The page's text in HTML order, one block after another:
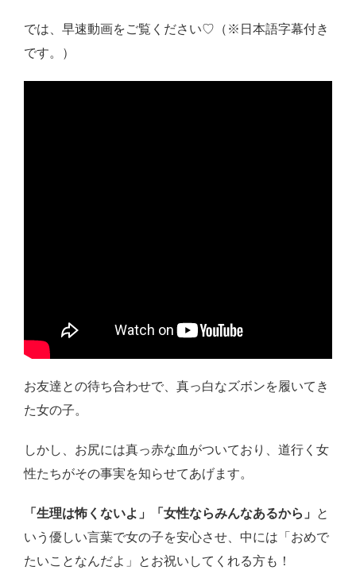
では、早速動画をご覧ください♡（※日本語字幕付き
です。）
お友達との待ち合わせで、真っ白なズボンを履いてき
た女の子。
しかし、お尻には真っ赤な血がついており、道行く女
性たちがその事実を知らせてあげます。
「生理は怖くないよ」「女性ならみんなあるから」
と
いう優しい言葉で女の子を安心させ、中には「おめで
たいことなんだよ」とお祝いしてくれる方も！